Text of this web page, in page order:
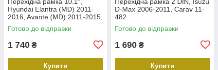
Hyundai Elantra (MD) 2011-
2016, Avante (MD) 2011-2015,
Carav 22-2314
Готово до відправки
1 740 ₴
Купити
D-Max 2006-2011, Carav 11-
482
Готово до відправки
1 690 ₴
Купити